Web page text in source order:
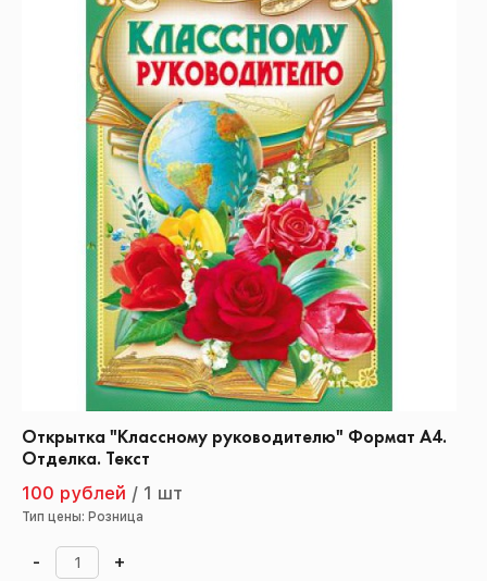
Открытка "Классному руководителю" Формат А4.
Отделка. Текст
100 рублей / 1 шт
Тип цены: Розница
- +